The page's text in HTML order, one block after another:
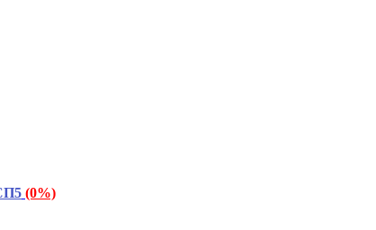
(0%)